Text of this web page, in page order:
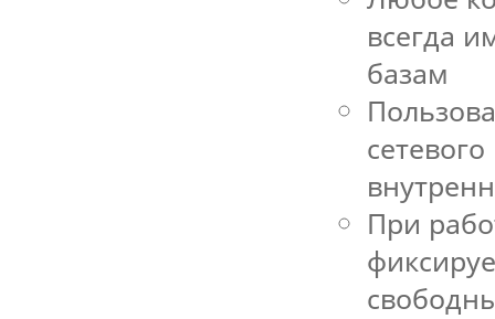
всегда
базам
При